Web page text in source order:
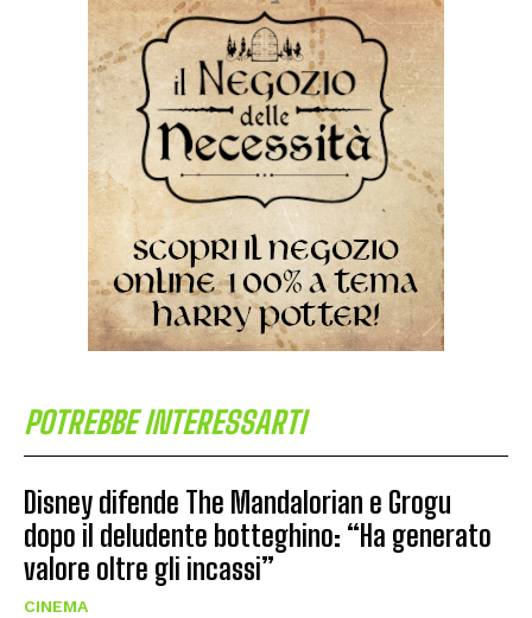
POTREBBE INTERESSARTI
Disney difende The Mandalorian e Grogu
dopo il deludente botteghino: “Ha generato
valore oltre gli incassi”
CINEMA